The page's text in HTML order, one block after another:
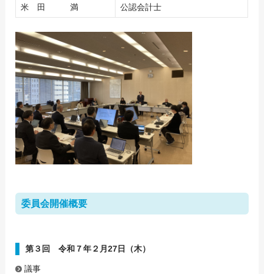
米 田 満 公認会計士
委員会開催概要
第３回 令和７年２月27日（木）
議事